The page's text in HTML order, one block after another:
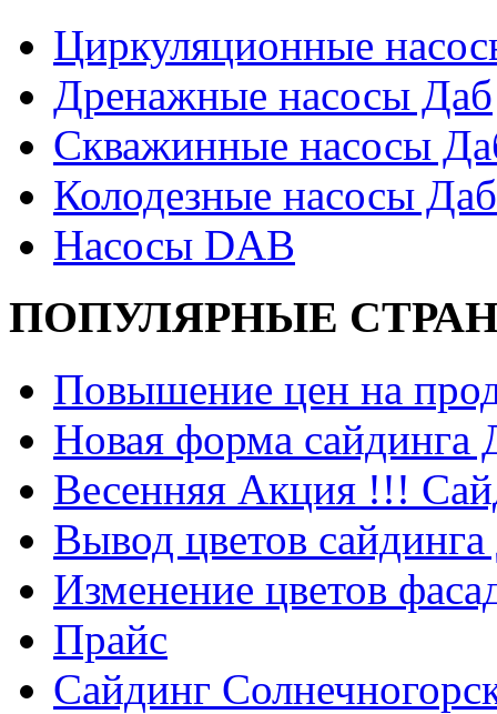
Циркуляционные
Дренажные насосы Даб
Скважинные насосы
Колодезные насосы Даб
Насосы DAB
ПОПУЛЯРНЫЕ
Повышение цен на
Новая форма
Весенняя Акция !!!
Вывод цветов
Изменение цветов
Прайс
Сайдинг